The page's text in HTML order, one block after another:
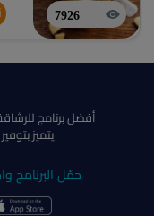
7926
أفضل برنامج
يتميز
حمّل البرنامج